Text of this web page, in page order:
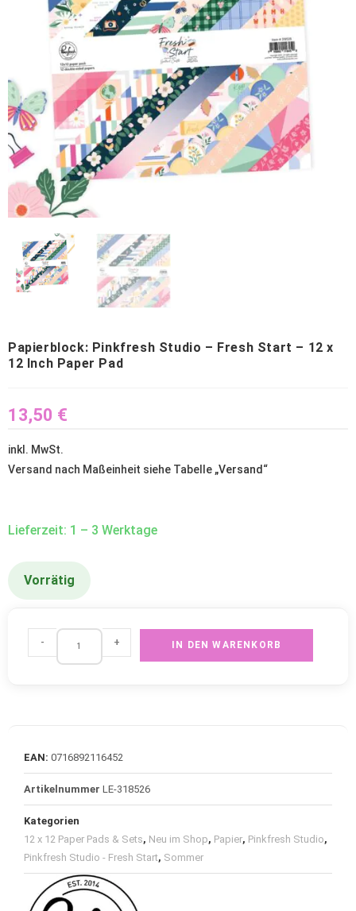
Papierblock: Pinkfresh Studio – Fresh Start – 12 x
12 Inch Paper Pad
13,50 €
inkl. MwSt.
Versand nach Maßeinheit siehe Tabelle „Versand “
Lieferzeit: 1 – 3 Werktage
Vorrätig
- + IN DEN WARENKORB
EAN: 0716892116452
Artikelnummer LE-318526
Kategorien
12 x 12 Paper Pads & Sets, Neu im Shop, Papier, Pinkfresh Studio,
Pinkfresh Studio - Fresh Start, Sommer